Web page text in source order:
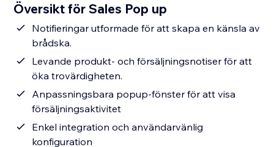
Översikt för Sales Pop up
Notifieringar utformade för att skapa en känsla av
brådska.
Levande produkt- och försäljningsnotiser för att
öka trovärdigheten.
Anpassningsbara popup-fönster för att visa
försäljningsaktivitet
Enkel integration och användarvänlig
konfiguration